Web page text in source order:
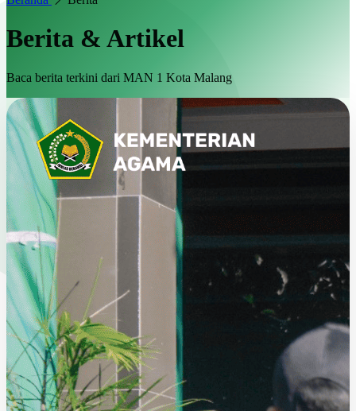
Berita & Artikel
Baca berita terkini dari MAN 1 Kota Malang